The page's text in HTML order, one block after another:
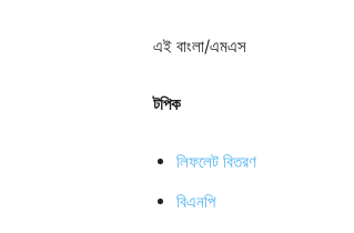
এই বাংলা/এমএস
টপিক
লিফলেট বিতরণ
বিএনপি